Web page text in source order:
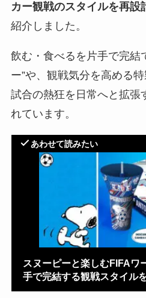
カー観戦のスタイルを再設
紹介しました。
飲む・食べるを片手で完結
ー”や、観戦気分を高める
試合の熱狂を日常へと拡張
れています。
あわせて読みたい
スヌーピーと楽しむFIFAワ
手で完結する観戦スタイル